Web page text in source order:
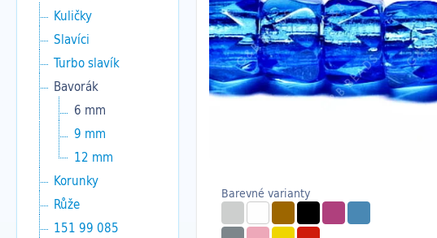
Kuličky
Slavíci
Turbo slavík
Bavorák
6 mm
9 mm
12 mm
Korunky
Růže
151 99 085
Barevné varianty